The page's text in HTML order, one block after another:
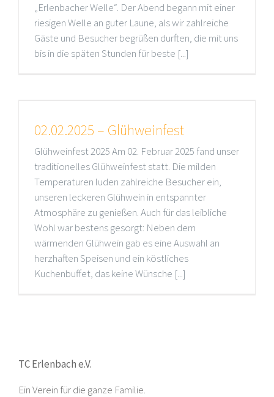
„Erlenbacher Welle“. Der Abend begann mit einer
riesigen Welle an guter Laune, als wir zahlreiche
Gäste und Besucher begrüßen durften, die mit uns
bis in die späten Stunden für beste [...]
02.02.2025 – Glühweinfest
Glühweinfest 2025 Am 02. Februar 2025 fand unser
traditionelles Glühweinfest statt. Die milden
Temperaturen luden zahlreiche Besucher ein,
unseren leckeren Glühwein in entspannter
Atmosphäre zu genießen. Auch für das leibliche
Wohl war bestens gesorgt: Neben dem
wärmenden Glühwein gab es eine Auswahl an
herzhaften Speisen und ein köstliches
Kuchenbuffet, das keine Wünsche [...]
TC Erlenbach e.V.
Ein Verein für die ganze Familie.